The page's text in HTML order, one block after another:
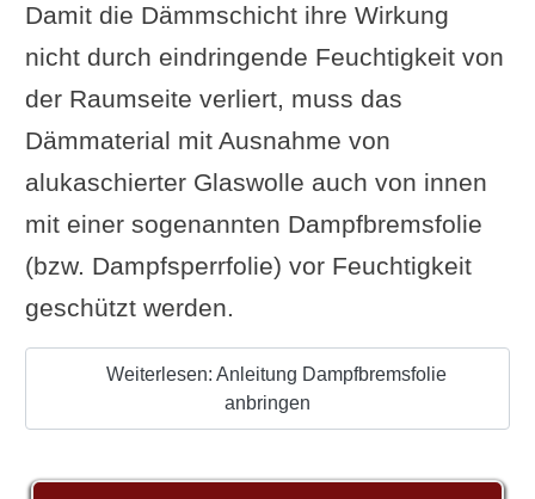
Damit die Dämmschicht ihre Wirkung
nicht durch eindringende Feuchtigkeit von
der Raumseite verliert, muss das
Dämmaterial mit Ausnahme von
alukaschierter Glaswolle auch von innen
mit einer sogenannten Dampfbremsfolie
(bzw. Dampfsperrfolie) vor Feuchtigkeit
geschützt werden.
Weiterlesen: Anleitung Dampfbremsfolie
anbringen